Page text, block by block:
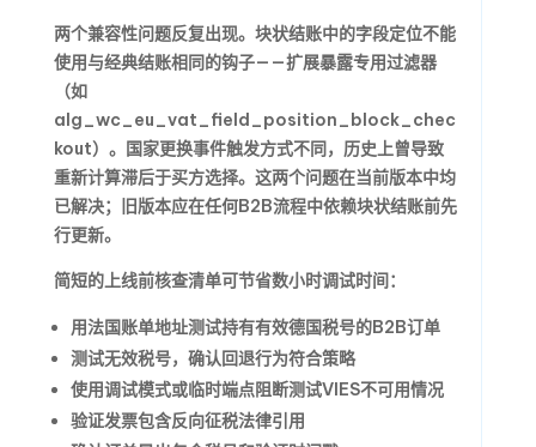
两个兼容性问题反复出现。块状结账中的字段定位不能
使用与经典结账相同的钩子——扩展暴露专用过滤器
（如
alg_wc_eu_vat_field_position_block_chec
kout）。国家更换事件触发方式不同，历史上曾导致
重新计算滞后于买方选择。这两个问题在当前版本中均
已解决；旧版本应在任何B2B流程中依赖块状结账前先
行更新。
简短的上线前核查清单可节省数小时调试时间：
用法国账单地址测试持有有效德国税号的B2B订单
测试无效税号，确认回退行为符合策略
使用调试模式或临时端点阻断测试VIES不可用情况
验证发票包含反向征税法律引用